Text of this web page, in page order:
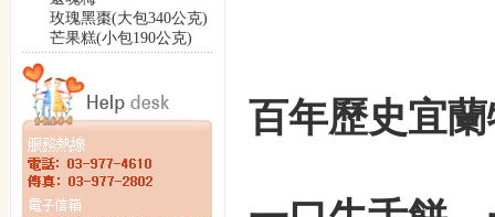
玫瑰黑棗(大包340公克)
芒果糕(小包190公克)
百年歷史宜